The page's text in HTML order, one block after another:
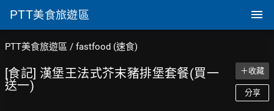
PTT美食旅遊區
PTT美食旅遊區 / fastfood (速食)
[食記] 漢堡王法式芥末豬排堡套餐(買一
送一)
＋收藏
分享